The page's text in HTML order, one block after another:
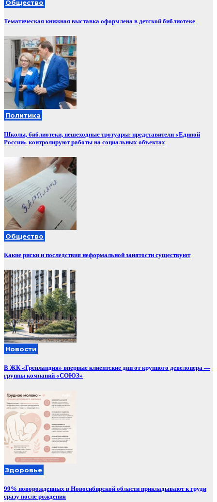
Общество
Тематическая книжная выставка оформлена в детской библиотеке
Политика
Школы, библиотеки, пешеходные тротуары: представители «Единой
России» контролируют работы на социальных объектах
Общество
Какие риски и последствия неформальной занятости существуют
Новости
В ЖК «Гренландия» впервые клиентские дни от крупного девелопера —
группы компаний «СОЮЗ»
Здоровье
99% новорожденных в Новосибирской области прикладывают к груди
сразу после рождения